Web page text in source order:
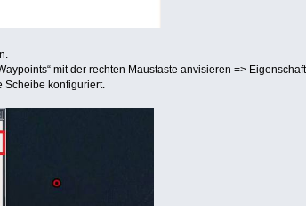
mit der rechten Maustaste anvisieren =>
Scheibe konfiguriert.